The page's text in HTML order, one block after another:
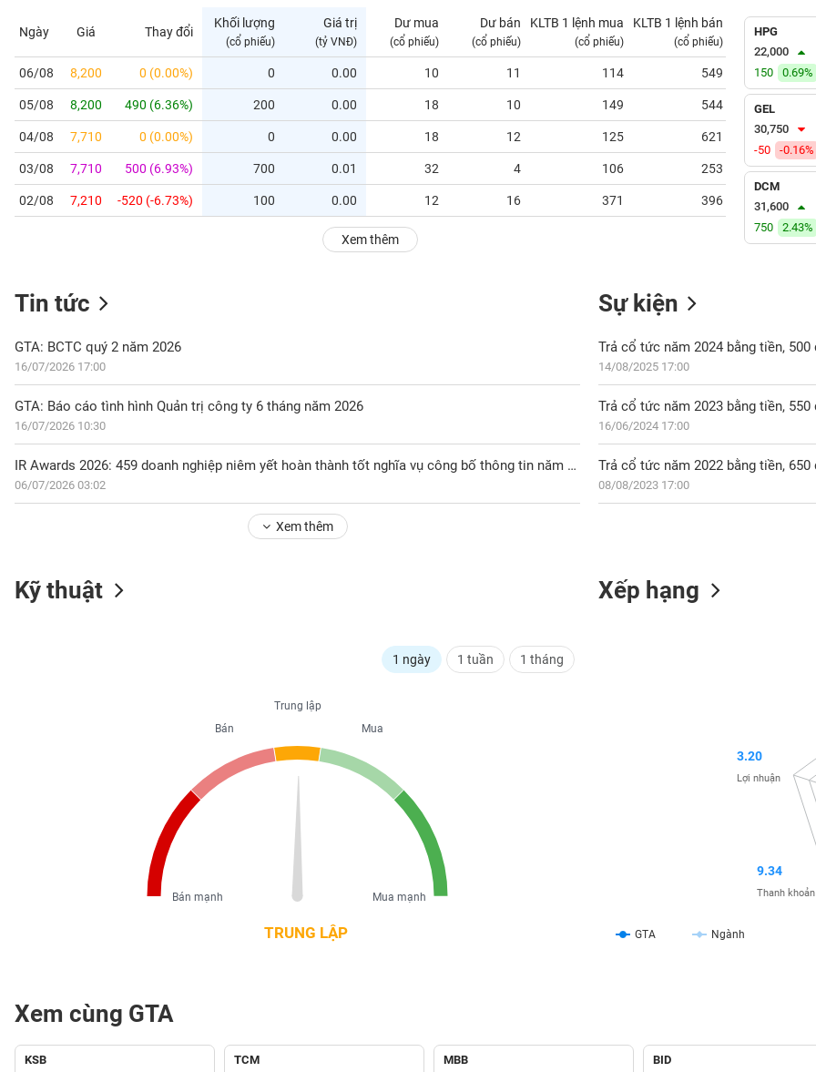
Ngày Giá Thay đổi
Khối lượng
(cổ phiếu)
Giá trị
(tỷ VNĐ)
Dư mua
(cổ phiếu)
Dư bán
(cổ phiếu)
KLTB 1 lệnh mua
(cổ phiếu)
KLTB 1 lệnh bán
(cổ phiếu)
06/08 8,200 0 (0.00%) 0 0.00 10 11 114 549 0.00
05/08 8,200 490 (6.36%) 200 0.00 18 10 149 544
04/08 7,710 0 (0.00%) 0 0.00 18 12 125 621 0.00
03/08 7,710 500 (6.93%) 700 0.01 32 4 106 253 0.00
02/08 7,210 -520 (-6.73%) 100 0.00 12 16 371 396 0.00
Xem thêm
HPG
22,000
150
0.69%
GEL
30,750
-50
-0.16%
DCM
31,600
750
2.43%
Tin tức
GTA: BCTC quý 2 năm 2026
16/07/2026 17:00
GTA: Báo cáo tình hình Quản trị công ty 6 tháng năm 2026
16/07/2026 10:30
IR Awards 2026: 459 doanh nghiệp niêm yết hoàn thành tốt nghĩa vụ công bố thông tin năm 2026
06/07/2026 03:02
Xem thêm
Sự kiện
Trả cổ tức năm 2024 bằng tiền, 500
14/08/2025 17:00
Trả cổ tức năm 2023 bằng tiền, 550
16/06/2024 17:00
Trả cổ tức năm 2022 bằng tiền, 650
08/08/2023 17:00
Kỹ thuật
1 ngày 1 tuần 1 tháng
TRUNG LẬP
Trung lập
Mua
Mua mạnh
Bán
Bán mạnh
Xếp hạng
GTA Ngành
9.34
Thanh khoản
3.20
Lợi nhuận
Xem cùng GTA
KSB
TCM
MBB
BID
CÁ
NHÂN
PHÂN
TÍCH
VIETSTOCKFINANCE
DOANH
NGHIỆP
CỔ
PHIẾU
SINH
(-)